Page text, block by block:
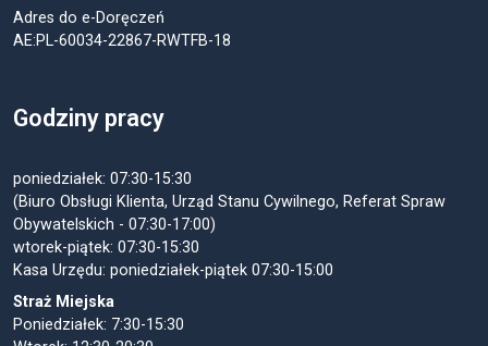
Adres do e-Doręczeń
AE:PL-60034-22867-RWTFB-18
Godziny pracy
poniedziałek: 07:30-15:30
(Biuro Obsługi Klienta, Urząd Stanu Cywilnego, Referat Spraw
Obywatelskich - 07:30-17:00)
wtorek-piątek: 07:30-15:30
Kasa Urzędu: poniedziałek-piątek 07:30-15:00
Straż Miejska
Poniedziałek: 7:30-15:30